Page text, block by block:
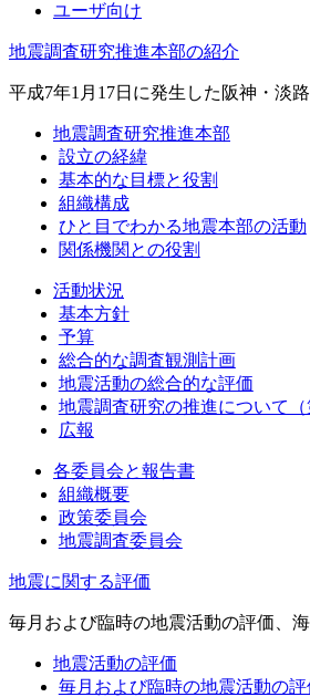
ユーザ向け
地震調査研究推進本部の紹介
平成7年1月17日に発生した阪神・淡
地震調査研究推進本部
設立の経緯
基本的な目標と役割
組織構成
ひと目でわかる地震本部の活動
関係機関との役割
活動状況
基本方針
予算
総合的な調査観測計画
地震活動の総合的な評価
地震調査研究の推進について（
広報
各委員会と報告書
組織概要
政策委員会
地震調査委員会
地震に関する評価
毎月および臨時の地震活動の評価、
地震活動の評価
毎月および臨時の地震活動の評